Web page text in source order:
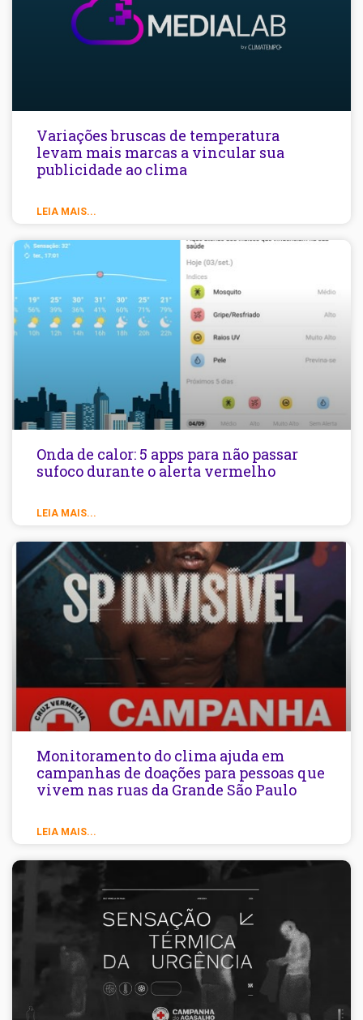
Variações bruscas de temperatura
levam mais marcas a vincular sua
publicidade ao clima
LEIA MAIS...
Onda de calor: 5 apps para não passar
sufoco durante o alerta vermelho
LEIA MAIS...
Monitoramento do clima ajuda em
campanhas de doações para pessoas que
vivem nas ruas da Grande São Paulo
LEIA MAIS...